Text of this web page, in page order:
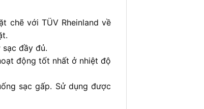
chẽ với TÜV Rheinland về
đầy đủ.
động tốt nhất ở nhiệt độ
sạc gấp. Sử dụng được